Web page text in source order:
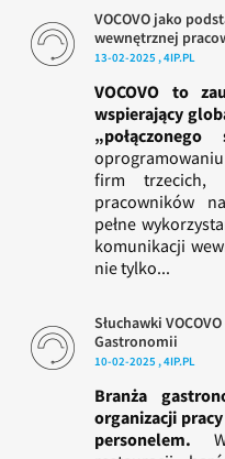
VOCOVO jako
wewnętrznej
13-02-2025 , 4IP.PL
VOCOVO to
wspierający
„połączonego
firm trzecich,
pracowników
pełne
komunikacji
nie tylko...
Słuchawki
Gastronomii
10-02-2025 , 4IP.PL
Branża
organizacji
personelem.